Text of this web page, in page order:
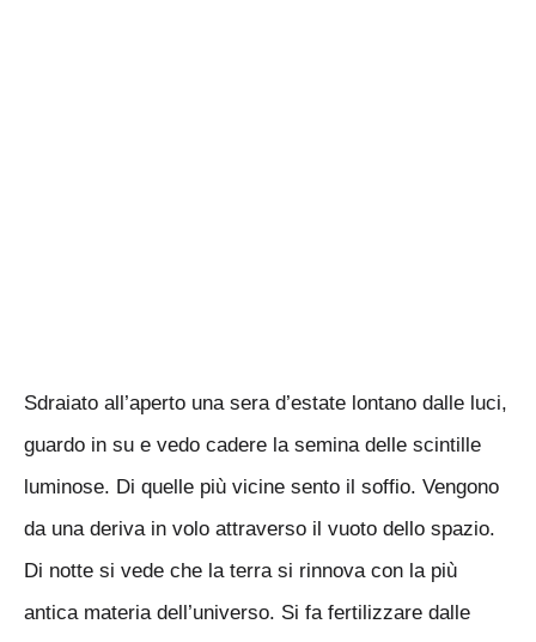
Sdraiato all’aperto una sera d’estate lontano dalle luci,
guardo in su e vedo cadere la semina delle scintille
luminose. Di quelle più vicine sento il soffio. Vengono
da una deriva in volo attraverso il vuoto dello spazio.
Di notte si vede che la terra si rinnova con la più
antica materia dell’universo. Si fa fertilizzare dalle